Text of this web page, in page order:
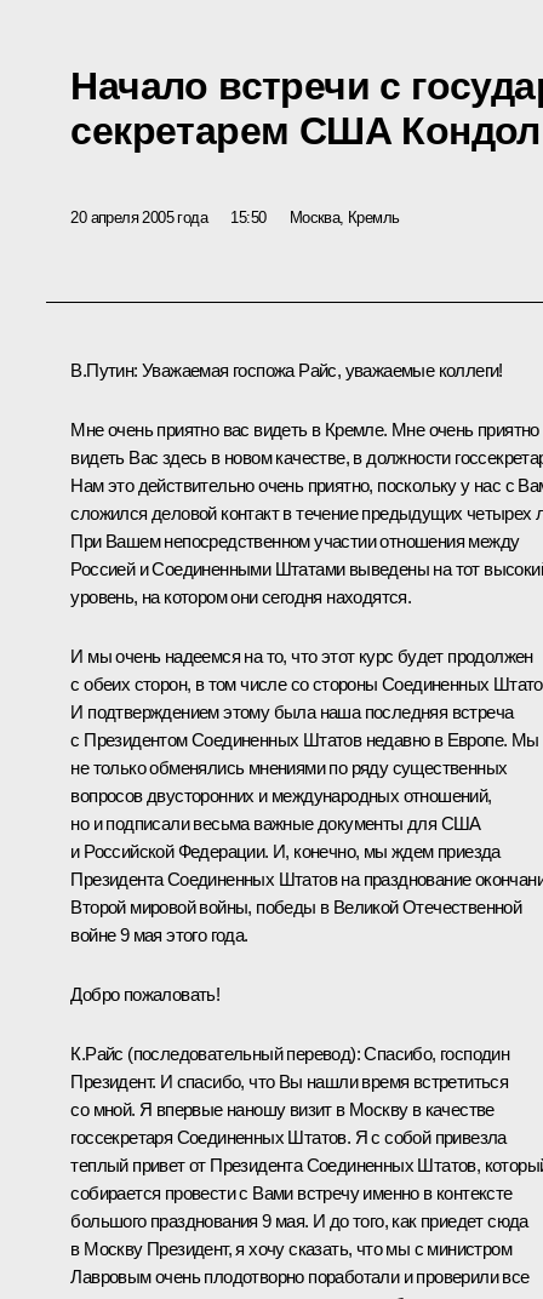
Начало встречи с
секретарем США
20 апреля 2005 года 15:50 Москва, Кремль
В.Путин: Уважаемая госпожа Райс, уважаемые коллеги!
Мне очень приятно вас видеть в Кремле. Мне очень приятно
видеть Вас здесь в новом качестве, в должности
Нам это действительно очень приятно, поскольку у нас с
сложился деловой контакт в течение предыдущих четырех
При Вашем непосредственном участии отношения между
Россией и Соединенными Штатами выведены на тот
уровень, на котором они сегодня находятся.
И мы очень надеемся на то, что этот курс будет продолжен
с обеих сторон, в том числе со стороны Соединенных
И подтверждением этому была наша последняя встреча
с Президентом Соединенных Штатов недавно в Европе. Мы
не только обменялись мнениями по ряду существенных
вопросов двусторонних и международных отношений,
но и подписали весьма важные документы для США
и Российской Федерации. И, конечно, мы ждем приезда
Президента Соединенных Штатов на празднование
Второй мировой войны, победы в Великой Отечественной
войне 9 мая этого года.
Добро пожаловать!
К.Райс (последовательный перевод): Спасибо, господин
Президент. И спасибо, что Вы нашли время встретиться
со мной. Я впервые наношу визит в Москву в качестве
госсекретаря Соединенных Штатов. Я с собой привезла
теплый привет от Президента Соединенных Штатов,
собирается провести с Вами встречу именно в контексте
большого празднования 9 мая. И до того, как приедет сюда
в Москву Президент, я хочу сказать, что мы с министром
Лавровым очень плодотворно поработали и проверили все